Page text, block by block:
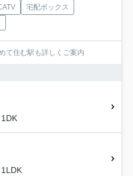
宅配ボックス
て住む駅も詳しくご案内